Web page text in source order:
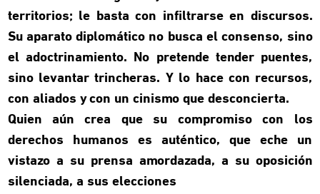
territorios; le basta con infiltrarse en discursos.
Su aparato diplomático no busca el consenso, sino
el adoctrinamiento. No pretende tender puentes,
sino levantar trincheras. Y lo hace con recursos,
con aliados y con un cinismo que desconcierta.
Quien aún crea que su compromiso con los
derechos humanos es auténtico, que eche un
vistazo a su prensa amordazada, a su oposición
silenciada, a sus elecciones